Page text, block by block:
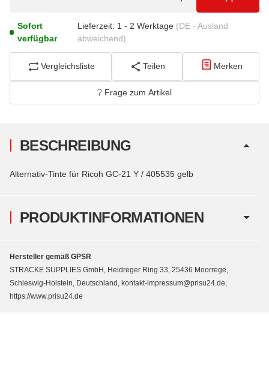
Sofort
verfügbar
Lieferzeit: 1 - 2 Werktage (DE - Ausland
abweichend)
Vergleichsliste Teilen Merken
Frage zum Artikel
PRODUKTINFORMATIONEN
BESCHREIBUNG
Alternativ-Tinte für Ricoh GC-21 Y / 405535 gelb
Hersteller gemäß GPSR
STRACKE SUPPLIES GmbH, Heidreger Ring 33, 25436 Moorrege,
Schleswig-Holstein, Deutschland, kontakt-impressum@prisu24.de,
https://www.prisu24.de